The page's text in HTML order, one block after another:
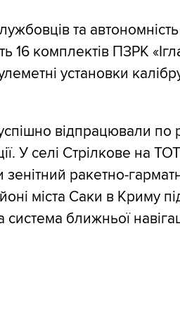
та
16 комплектів ПЗРК
установки
відпрацювали по
У селі Стрілкове на ТОТ
ракетно-
міста Саки в Криму
ближньої